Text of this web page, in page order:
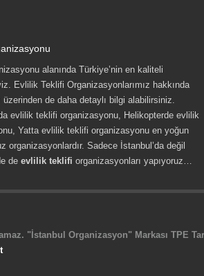
alanında Türkiye’nin en kaliteli
Evlilik Teklifi Organizasyonlarımız hakkında
üzerinden de daha detaylı bilgi alabilirsiniz.
evlilik teklifi organizasyonu, Helikopterde evlilik
Yatta evlilik teklifi organizasyonu en yoğun
organizasyonlardır. Sadece İstanbul’da değil
de evlilik teklifi organizasyonları yapıyoruz…
"İstanbul Organizasyon" Markası TPE